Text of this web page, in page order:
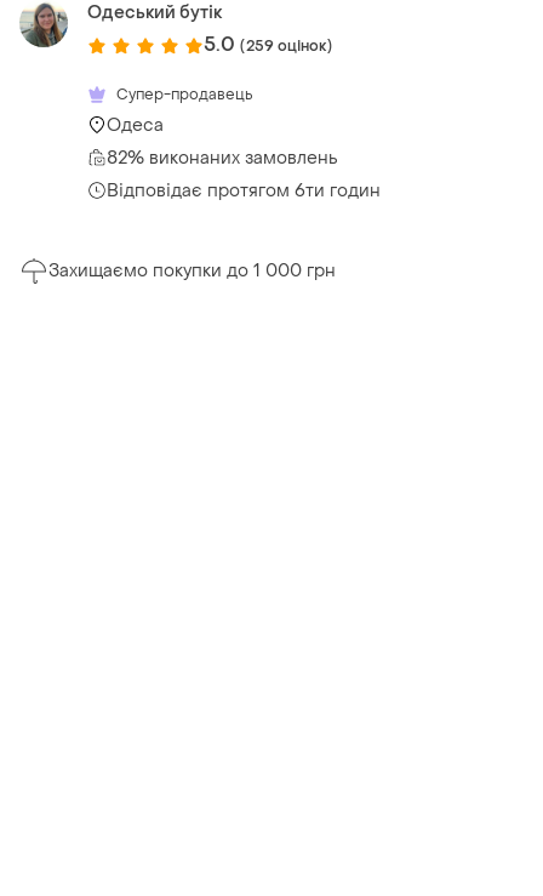
Одеський бутік
5.0 (259 оцінок)
Супер-продавець
Одеса
82% виконаних замовлень
Відповідає протягом 6ти годин
Захищаємо покупки до 1 000 грн